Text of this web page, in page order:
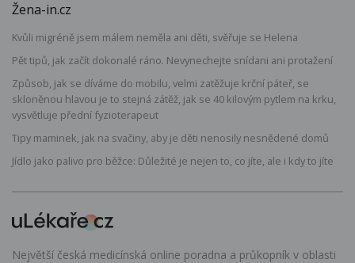
Žena-in.cz
Kvůli migréně jsem málem neměla ani děti, svěřuje se Helena
Pět tipů, jak začít dokonalé ráno. Nevynechejte snídani ani protažení
Způsob, jak se díváme do mobilu, velmi zatěžuje krční páteř, se
skloněnou hlavou je to stejná zátěž, jak se 40 kilovým pytlem na krku,
vysvětluje přední fyzioterapeut
Tipy maminek, jak na svačiny, aby je děti nenosily nesnědené domů
Jídlo jako palivo pro běžce: Důležité je nejen to, co jíte, ale i kdy to jíte
Největší česká medicínská online poradna a průkopník v oblasti